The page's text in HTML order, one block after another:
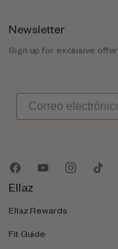
Newsletter
Sign up for exclusive
Ellaz
Ellaz Rewards
Fit Guide